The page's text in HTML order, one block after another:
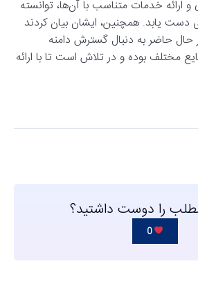
ارائه خدمات متناسب با آن‌ها، توانسته
یابد. همچنین، ایشان بیان کردند
حال حاضر به دنبال گسترش دامنه
مختلف بوده و در تلاش است تا با ارائه
را دوست داشتید؟
0